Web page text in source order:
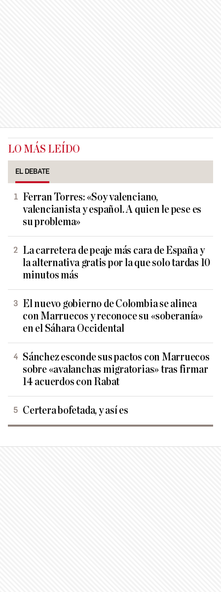
LO MÁS LEÍDO
EL DEBATE
Ferran Torres: «Soy valenciano,
valencianista y español. A quien le pese es
su problema»
La carretera de peaje más cara de España y
la alternativa gratis por la que solo tardas 10
minutos más
El nuevo gobierno de Colombia se alinea
con Marruecos y reconoce su «soberanía»
en el Sáhara Occidental
Sánchez esconde sus pactos con Marruecos
sobre «avalanchas migratorias» tras firmar
14 acuerdos con Rabat
Certera bofetada, y así es